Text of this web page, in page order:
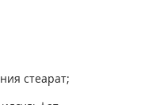
стеарат;